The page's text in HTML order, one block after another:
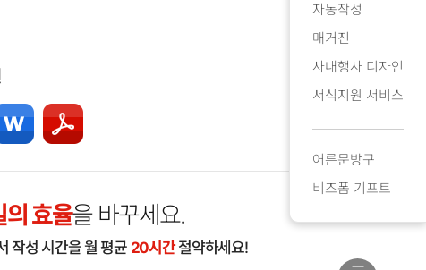
의 효율을 바꾸세요.
작성 시간을 월 평균 20시간절약하세요!
자동작성
매거진
사내행사 디자인
서식지원 서비스
어른문방구
비즈폼 기프트